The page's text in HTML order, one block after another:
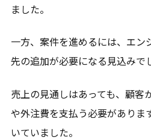
ました。
一方、案件を進めるには、エン
先の追加が必要になる見込みで
売上の見通しはあっても、顧客
や外注費を支払う必要がありま
いていました。